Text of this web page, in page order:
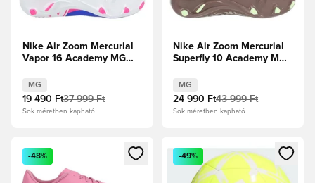
Nike Air Zoom Mercurial
Vapor 16 Academy MG
MG
19 490 Ft37 999 Ft
Sok méretben kapható
Nike Air Zoom Mercurial
Superfly 10 Academy MG
Plum Eclipse/Metál ezüst
MG
24 990 Ft43 999 Ft
Sok méretben kapható
Megnyit egy modált a bejelentkezéshez vagy a tagként
-48%
Megnyit egy modált a
-49%